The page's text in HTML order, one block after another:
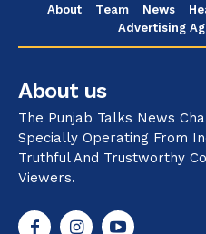
About Team News
Advertising
About us
The Punjab Talks News
Specially Operating From
Truthful And Trustworthy
Viewers.